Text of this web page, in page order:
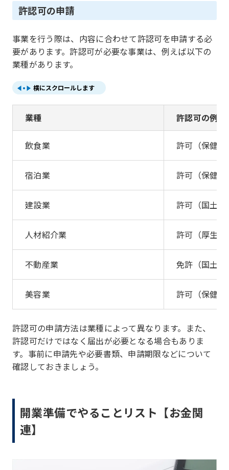
許認可の申請
事業を行う際は、内容に合わせて許認可を申請する必
要があります。許認可が必要な事業は、例えば以下の
業種があります。
横にスクロールします
業種 許認可の例
飲食業 許可（保健所
宿泊業 許可（保健所
建設業 許可（国土
人材紹介業 許可（厚生労
不動産業 免許（国土
美容業 許可（保健所
許認可の申請方法は業種によって異なります。また、
許認可だけではなく届出が必要となる場合もありま
す。事前に申請先や必要書類、申請期限などについて
確認しておきましょう。
開業準備でやることリスト【お金関
連】